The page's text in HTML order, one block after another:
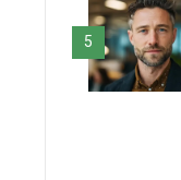
5